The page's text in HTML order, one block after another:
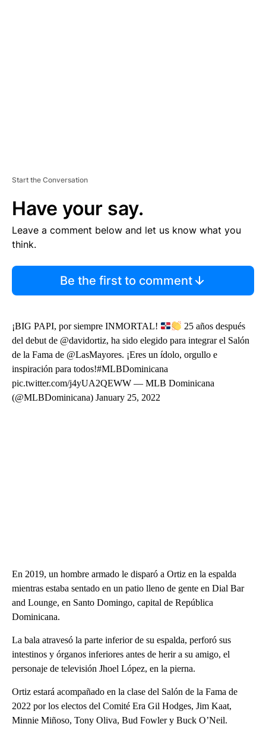
Start the Conversation
Have your say.
Leave a comment below and let us know what you
think.
Be the first to comment
¡BIG PAPI, por siempre INMORTAL!
25 años después
del debut de @davidortiz, ha sido elegido para integrar el Salón
de la Fama de @LasMayores. ¡Eres un ídolo, orgullo e
inspiración para todos!#MLBDominicana
pic.twitter.com/j4yUA2QEWW — MLB Dominicana
(@MLBDominicana) January 25, 2022
En 2019, un hombre armado le disparó a Ortiz en la espalda
mientras estaba sentado en un patio lleno de gente en Dial Bar
and Lounge, en Santo Domingo, capital de República
Dominicana.
La bala atravesó la parte inferior de su espalda, perforó sus
intestinos y órganos inferiores antes de herir a su amigo, el
personaje de televisión Jhoel López, en la pierna.
Ortiz estará acompañado en la clase del Salón de la Fama de
2022 por los electos del Comité Era Gil Hodges, Jim Kaat,
Minnie Miñoso, Tony Oliva, Bud Fowler y Buck O’Neil.